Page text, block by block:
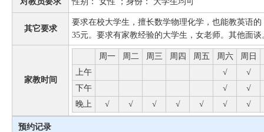
其它要求
要求在校大学生，擅长数学物理化学，也能教英语
35元。要求有家教经验的大学生，女老师。其他面谈
家教时间
周一 周二 周三 周四 周五 周六 周日
上午
√ √
下午
√ √
晚上
√ √ √ √ √ √ √
预约记录